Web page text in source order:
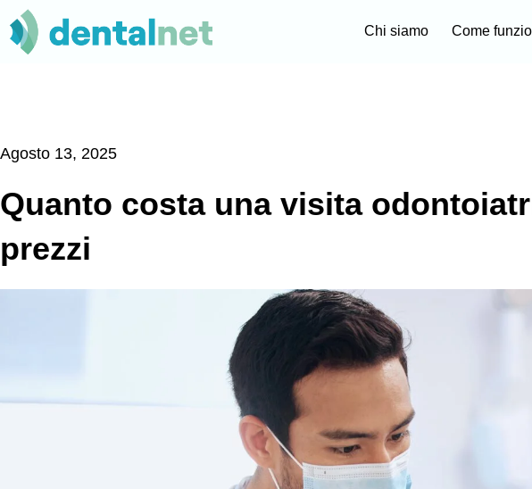
Chi siamo Come
Agosto 13, 2025
Quanto costa una visita
prezzi